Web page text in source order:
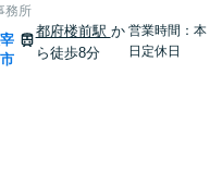
務所
都府楼前駅 か
ら徒歩8分
営業時間：本
日定休日